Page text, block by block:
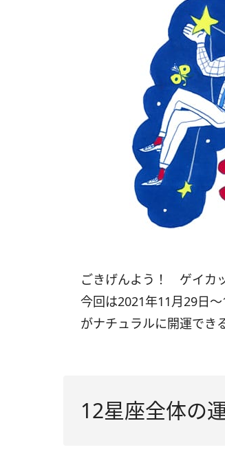
ごきげんよう！ ゲイカ
今回は2021年11月29日〜
がナチュラルに開運で
12星座全体の